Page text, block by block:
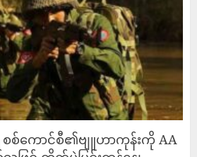
စစ်ကောင်စီ၏ဗျူဟာကုန်းကို AA